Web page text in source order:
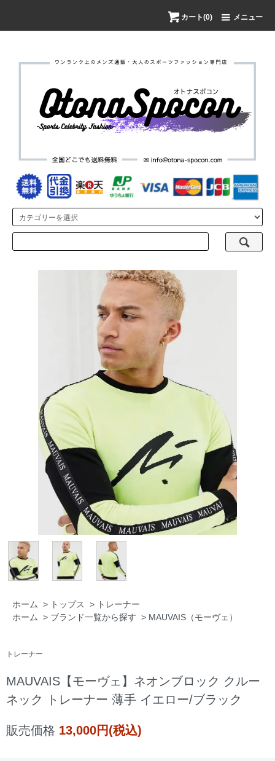
カート(0) メニュー
ホーム > トップス > トレーナー
ホーム
> ブランド一覧から探す > MAUVAIS（モーヴェ）
トレーナー
MAUVAIS【モーヴェ】ネオンブロック クルー
ネック トレーナー 薄手 イエロー/ブラック
販売価格 13,000円(税込)